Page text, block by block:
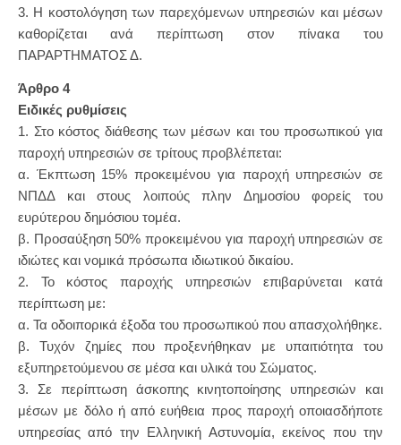
3. Η κοστολόγηση των παρεχόμενων υπηρεσιών και μέσων
καθορίζεται ανά περίπτωση στον πίνακα του
ΠΑΡΑΡΤΗΜΑΤΟΣ Δ.
Άρθρο 4
Ειδικές ρυθμίσεις
1. Στο κόστος διάθεσης των μέσων και του προσωπικού για
παροχή υπηρεσιών σε τρίτους προβλέπεται:
α. Έκπτωση 15% προκειμένου για παροχή υπηρεσιών σε
ΝΠΔΔ και στους λοιπούς πλην Δημοσίου φορείς του
ευρύτερου δημόσιου τομέα.
β. Προσαύξηση 50% προκειμένου για παροχή υπηρεσιών σε
ιδιώτες και νομικά πρόσωπα ιδιωτικού δικαίου.
2. Το κόστος παροχής υπηρεσιών επιβαρύνεται κατά
περίπτωση με:
α. Τα οδοιπορικά έξοδα του προσωπικού που απασχολήθηκε.
β. Τυχόν ζημίες που προξενήθηκαν με υπαιτιότητα του
εξυπηρετούμενου σε μέσα και υλικά του Σώματος.
3. Σε περίπτωση άσκοπης κινητοποίησης υπηρεσιών και
μέσων με δόλο ή από ευήθεια προς παροχή οποιασδήποτε
υπηρεσίας από την Ελληνική Αστυνομία, εκείνος που την